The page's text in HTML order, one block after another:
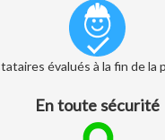
évalués à la fin de la
En toute sécurité